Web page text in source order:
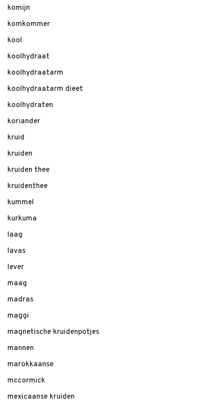
komijn
komkommer
kool
koolhydraat
koolhydraatarm
koolhydraatarm dieet
koolhydraten
koriander
kruid
kruiden
kruiden thee
kruidenthee
kummel
kurkuma
laag
lavas
lever
maag
madras
maggi
magnetische kruidenpotjes
mannen
marokkaanse
mccormick
mexicaanse kruiden